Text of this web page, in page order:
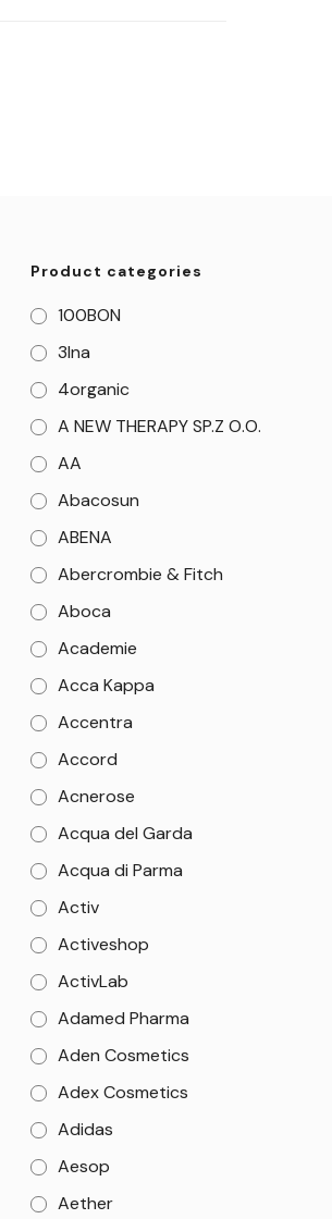
Product categories
100BON
3Ina
4organic
A NEW THERAPY SP.Z O.O.
AA
Abacosun
ABENA
Abercrombie & Fitch
Aboca
Academie
Acca Kappa
Accentra
Accord
Acnerose
Acqua del Garda
Acqua di Parma
Activ
Activeshop
ActivLab
Adamed Pharma
Aden Cosmetics
Adex Cosmetics
Adidas
Aesop
Aether